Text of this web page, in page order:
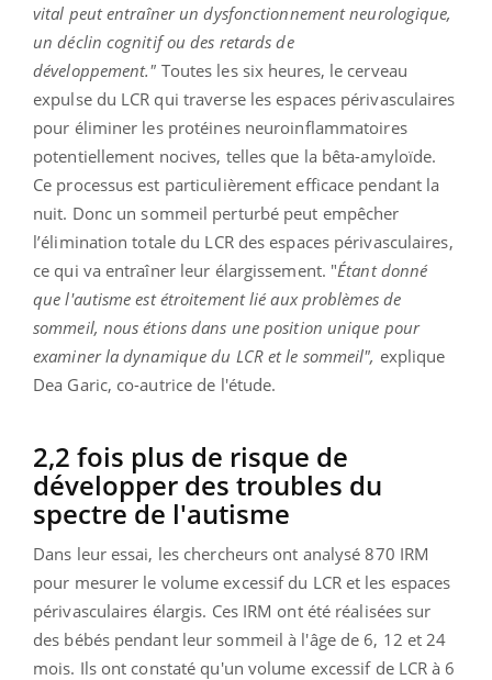
vital peut entraîner un dysfonctionnement neurologique,
un déclin cognitif ou des retards de
développement." Toutes les six heures, le cerveau
expulse du LCR qui traverse les espaces périvasculaires
pour éliminer les protéines neuroinflammatoires
potentiellement nocives, telles que la bêta-amyloïde.
Ce processus est particulièrement efficace pendant la
nuit. Donc un sommeil perturbé peut empêcher
l’élimination totale du LCR des espaces périvasculaires,
ce qui va entraîner leur élargissement. "Étant donné
que l'autisme est étroitement lié aux problèmes de
sommeil, nous étions dans une position unique pour
examiner la dynamique du LCR et le sommeil", explique
Dea Garic, co-autrice de l'étude.
2,2 fois plus de risque de
développer des troubles du
spectre de l'autisme
Dans leur essai, les chercheurs ont analysé 870 IRM
pour mesurer le volume excessif du LCR et les espaces
périvasculaires élargis. Ces IRM ont été réalisées sur
des bébés pendant leur sommeil à l'âge de 6, 12 et 24
mois. Ils ont constaté qu'un volume excessif de LCR à 6